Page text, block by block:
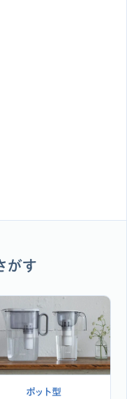
がす
ポット型